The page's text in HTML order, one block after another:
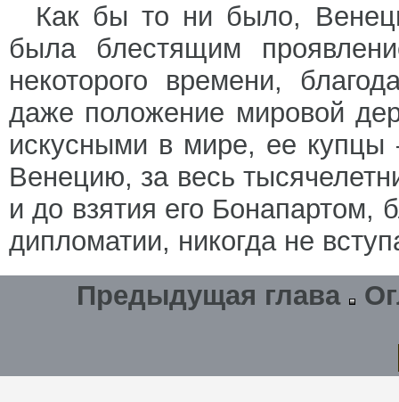
Как бы то ни было,
была блестящим
некоторого времени,
даже положение мировой
искусными в мире, ее
Венецию, за весь
и до взятия его Бонапартом,
дипломатии, никогда не
Предыдущая глава